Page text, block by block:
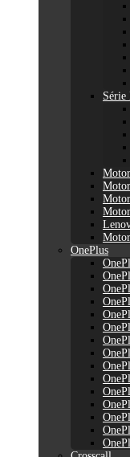
Série
OnePlus